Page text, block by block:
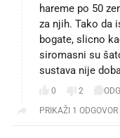
hareme po 50
za njih. Tako da
bogate, slicno
siromasni su
sustava nije
0 2
PRIKAŽI 1 ODGOVOR